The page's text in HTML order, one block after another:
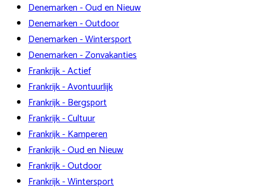
Denemarken - Oud en Nieuw
Denemarken - Outdoor
Denemarken - Wintersport
Denemarken - Zonvakanties
Frankrijk - Actief
Frankrijk - Avontuurlijk
Frankrijk - Bergsport
Frankrijk - Cultuur
Frankrijk - Kamperen
Frankrijk - Oud en Nieuw
Frankrijk - Outdoor
Frankrijk - Wintersport